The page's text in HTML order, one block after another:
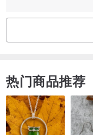
热门商品推荐